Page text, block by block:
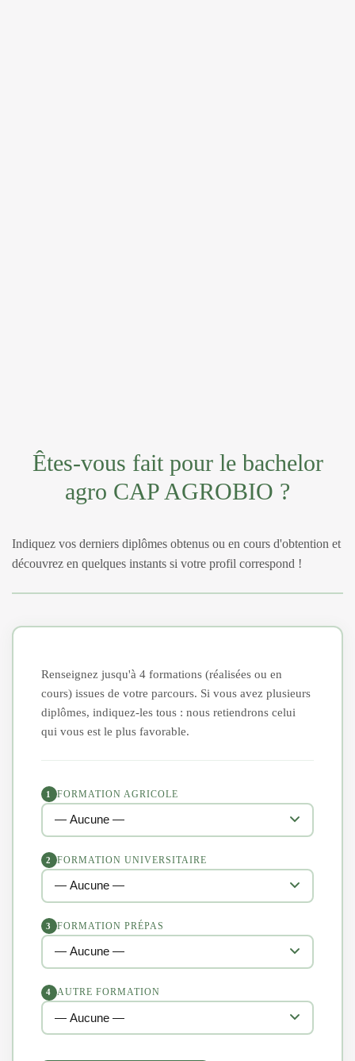
Êtes-vous fait pour le bachelor
agro CAP AGROBIO ?
Indiquez vos derniers diplômes obtenus ou en cours d'obtention et
découvrez en quelques instants si votre profil correspond !
Renseignez jusqu'à 4 formations (réalisées ou en
cours) issues de votre parcours. Si vous avez plusieurs
diplômes, indiquez-les tous : nous retiendrons celui
qui vous est le plus favorable.
1 FORMATION AGRICOLE
2 FORMATION UNIVERSITAIRE
3 FORMATION PRÉPAS
4 AUTRE FORMATION